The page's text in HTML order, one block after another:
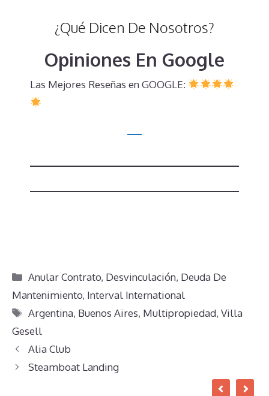
¿Qué Dicen De Nosotros?
Opiniones En Google
Las Mejores Reseñas en GOOGLE:
Categorías
Anular Contrato, Desvinculación, Deuda De
Mantenimiento, Interval International
Etiquetas
Argentina, Buenos Aires, Multipropiedad,Villa
Gesell
Alia Club
Steamboat Landing